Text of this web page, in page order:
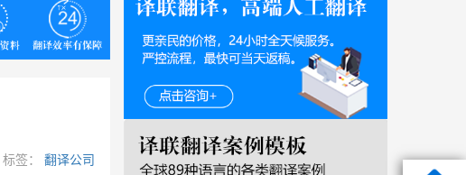
标签： 翻译公司